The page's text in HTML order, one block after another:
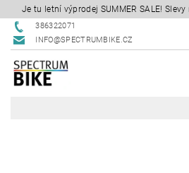
Je tu letní výprodej SUMMER SALE! Slevy
386322071
INFO@SPECTRUMBIKE.CZ